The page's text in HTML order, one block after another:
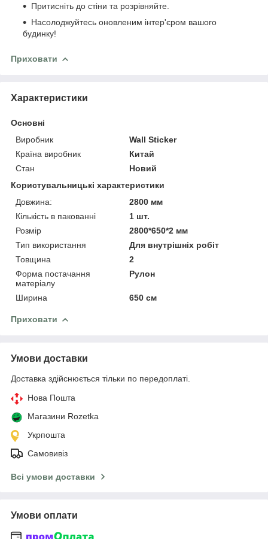
Притисніть до стіни та розрівняйте.
Насолоджуйтесь оновленим інтер'єром вашого
будинку!
Приховати
Характеристики
Основні
Виробник
Wall Sticker
Країна виробник
Китай
Стан
Новий
Користувальницькі характеристики
Довжина:
2800 мм
Кількість в пакованні
1 шт.
Розмір
2800*650*2 мм
Тип використання
Для внутрішніх робіт
Товщина
2
Форма постачання
матеріалу
Рулон
Ширина 650 см
Приховати
Умови доставки
Доставка здійснюється тільки по передоплаті.
Нова Пошта
Магазини Rozetka
Укрпошта
Самовивіз
Всі умови доставки
Умови оплати